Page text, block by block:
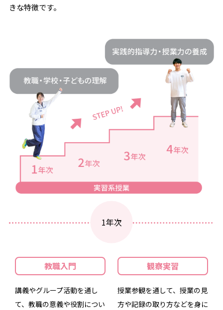
きな特徴です。
1年次
教職入門
講義やグループ活動を通し
て、教職の意義や役割につい
観察実習
授業参観を通して、授業の見
方や記録の取り方などを身に